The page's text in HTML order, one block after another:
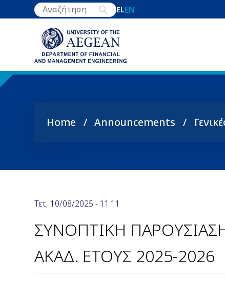
to
ELEN
Breadcrumb
Home Announcements
Τετ, 10/08/2025 - 11:11
ΣΥΝΟΠΤΙΚΗ
ΑΚΑΔ. ΕΤΟΥΣ 2025-2026